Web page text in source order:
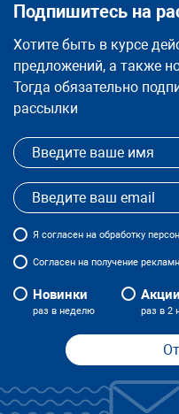
Подпишитесь на
Хотите быть в курсе
предложений, а также
Тогда обязательно
рассылки
Я согласен на обработку
Согласен на получение
Новинки
раз в неделю раз в 2